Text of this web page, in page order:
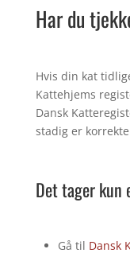
Har du
Hvis din kat
Kattehjems
Dansk
stadig er
Det tager kun
Gå til Dansk